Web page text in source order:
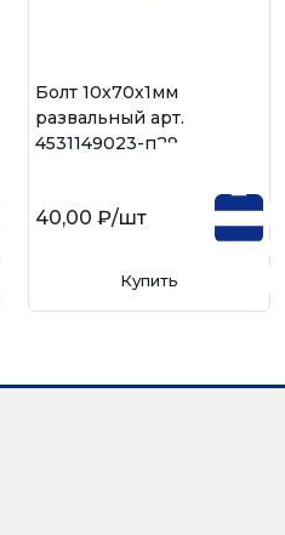
Болт 10х70х1мм
развальный арт.
4531149023-п29
40,00 ₽/шт
Купить